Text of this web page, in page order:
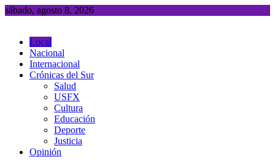
Saltar
sábado, agosto 8, 2026
Local
Nacional
Internacional
Crónicas del Sur
Salud
USFX
Cultura
Educación
Deporte
Justicia
Opinión